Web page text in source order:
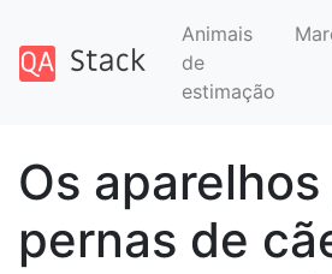
Animais
de
estimação
Os
pernas de